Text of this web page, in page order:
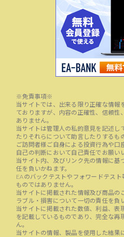
※免責事項※
当サイトでは、出来る限り正確な情報
ておりますが、内容の正確性、信頼性
ありません。
当サイトは管理人の私的意見を記述し
たりそれらについて助言したりするも
ご訪問者様ご自身による投資行為や口
自己の判断において自己責任でお願い
当サイト内、及びリンク先の情報に基
任を負いかねます。
EAのバックテストやフォワードテス
ものではありません。
当サイトに掲載された情報及び商品の
ラブル・損害について一切の責任を負
当サイトに掲載された数値、利益、表
を記載しているものであり、完全な再
ん。
当サイトの情報、製品を使用した結果